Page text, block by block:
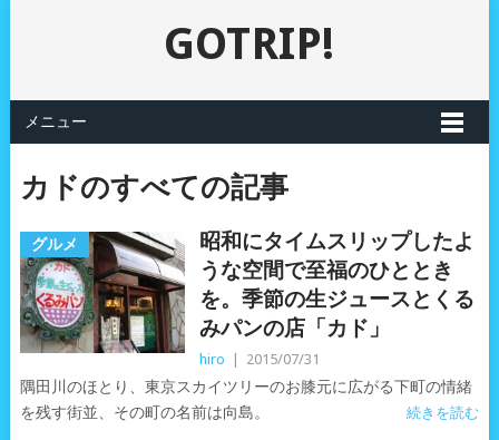
GOTRIP!
メニュー
カドのすべての記事
グルメ
昭和にタイムスリップしたよ
うな空間で至福のひととき
を。季節の生ジュースとくる
みパンの店「カド」
hiro 2015/07/31
隅田川のほとり、東京スカイツリーのお膝元に広がる下町の情緒
を残す街並、その町の名前は向島。
続きを読む